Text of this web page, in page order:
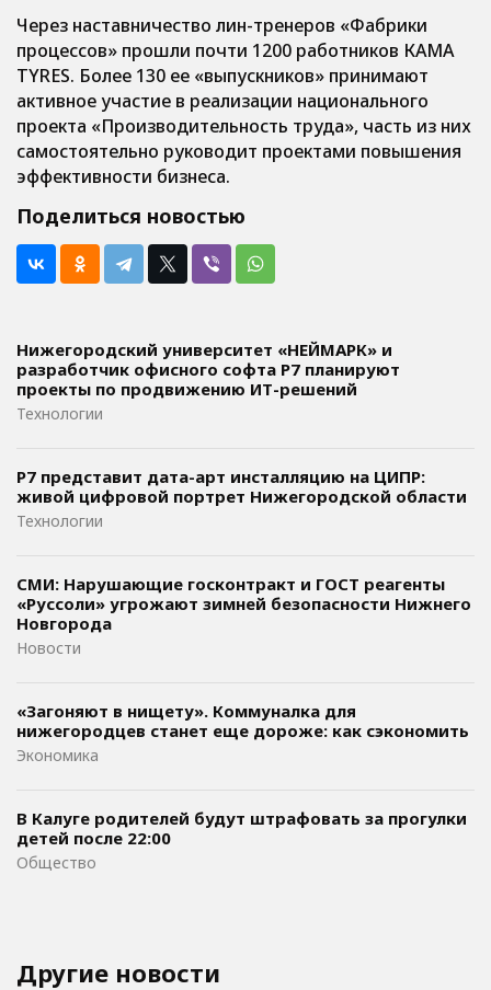
Через наставничество лин-тренеров «Фабрики
процессов» прошли почти 1200 работников КАМА
ТYRES. Более 130 ее «выпускников» принимают
активное участие в реализации национального
проекта «Производительность труда», часть из них
самостоятельно руководит проектами повышения
эффективности бизнеса.
Поделиться новостью
Нижегородский университет «НЕЙМАРК» и
разработчик офисного софта P7 планируют
проекты по продвижению ИТ-решений
Технологии
Р7 представит дата-арт инсталляцию на ЦИПР:
живой цифровой портрет Нижегородской области
Технологии
СМИ: Нарушающие госконтракт и ГОСТ реагенты
«Руссоли» угрожают зимней безопасности Нижнего
Новгорода
Новости
«Загоняют в нищету». Коммуналка для
нижегородцев станет еще дороже: как сэкономить
Экономика
В Калуге родителей будут штрафовать за прогулки
детей после 22:00
Общество
Другие новости